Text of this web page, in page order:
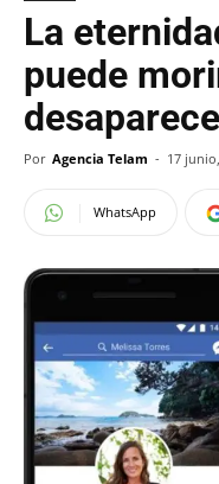
La
puede
Por Agencia Telam - 17
WhatsApp